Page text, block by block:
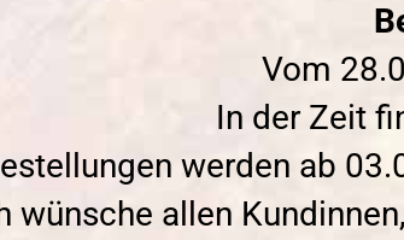
Vom
In der Zeit
werden ab
wünsche allen